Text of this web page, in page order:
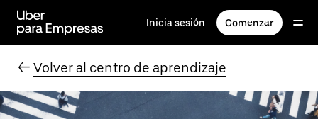
contenido
principal
Inicia sesión Comenzar
← Volver al centro de aprendizaje